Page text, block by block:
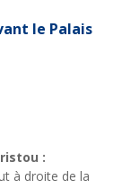
le Palais
:
à droite de la